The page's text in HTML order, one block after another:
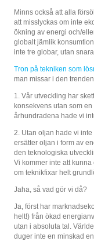
Minns också att alla
att misslyckas om inte
ökning av energi och/
globalt jämlik
inte tre globar, utan
Tron på tekniken som
man missar i den
1. Vår utveckling har
konsekvens utan som
århundradena hade vi
2. Utan oljan hade vi
ersätter oljan i form av
den teknologiska
Vi kommer inte att
om teknikfixar helt
Jaha, så vad gör vi då?
Ja, först har
helt!) från ökad
utan i absoluta tal.
duger inte en minskad